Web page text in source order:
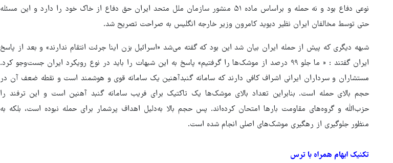
نوعی دفاع بود و نه حمله و براساس ماده ۵۱ منشور سازمان ملل متحد ایران حق دفاع از خاک خود را دارد و این مسئله
حتی توسط مخالفان ایران نظیر دیوید کامرون وزیر خارجه انگلیس به صراحت تصریح شد.
شبهه دیگری که پیش از حمله ایران بیان شد این بود که گفته می‌شد «اسرائیل بزن اینا جرئت انتقام ندارند» و بعد از پاسخ
ایران گفتند : « ما جلو ۹۹ درصد از موشک‌ها را گرفتیم» پاسخ به این شبهات را باید در نوع رویکرد ایران جست‌وجو کرد.
مستشاران و سرداران ایرانی اشراف کافی دارند که سامانه گنبدآهنین یک سامانه قوی و هوشمند است و نقطه ضعف آن در
حجم بالای حمله است. بنابراین تعداد بالای موشک‌ها یک تاکتیک برای فریب سامانه گنبد آهنین است و این ترفند را
حزب‌الله و گروه‌های مقاومت بارها امتحان کرده‌اند. پس حجم بالا به‌دلیل اهداف پرشمار برای حمله نبوده است، بلکه به
منظور جلوگیری از رهگیری موشک‌های اصلی انجام شده است.
تکنیک ابهام همراه با ترس